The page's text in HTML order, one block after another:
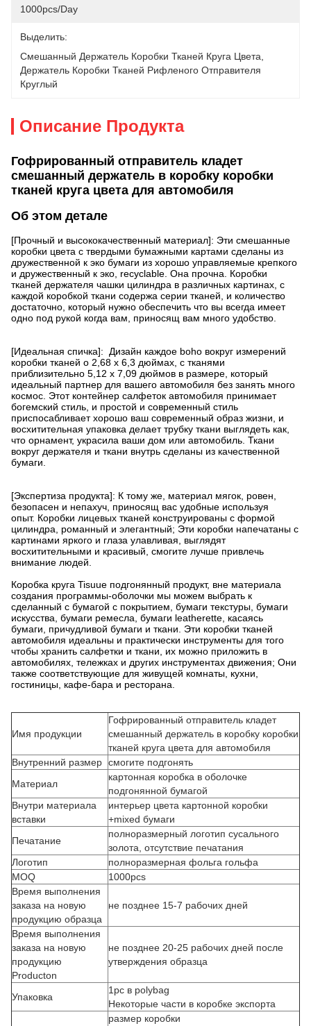
1000pcs/day
Выделить:
Смешанный Держатель Коробки Тканей Круга Цвета
Держатель Коробки Тканей Рифленого Отправителя
Круглый
Описание Продукта
Гофрированный отправитель кладет
смешанный держатель в коробку коробки
тканей круга цвета для автомобиля
Об этом детале
[Прочный и высококачественный материал]: Эти смешанные
коробки цвета с твердыми бумажными картами сделаны из
дружественной к эко бумаги из хорошо управляемые крепкого
и дружественный к эко, recyclable. Она прочна. Коробки
тканей держателя чашки цилиндра в различных картинах, с
каждой коробкой ткани содержа серии тканей, и количество
достаточно, который нужно обеспечить что вы всегда имеет
одно под рукой когда вам, приносящ вам много удобство.
[Идеальная спичка]: Дизайн каждое boho вокруг измерений
коробки тканей о 2,68 x 6,3 дюймах, с тканями
приблизительно 5,12 x 7,09 дюймов в размере, который
идеальный партнер для вашего автомобиля без занять много
космос. Этот контейнер салфеток автомобиля принимает
богемский стиль, и простой и современный стиль
приспосабливает хорошо ваш современный образ жизни, и
восхитительная упаковка делает трубку ткани выглядеть как,
что орнамент, украсила ваши дом или автомобиль. Ткани
вокруг держателя и ткани внутрь сделаны из качественной
бумаги.
[Экспертиза продукта]: К тому же, материал мягок, ровен,
безопасен и непахуч, приносящ вас удобные используя
опыт. Коробки лицевых тканей конструированы с формой
цилиндра, романный и элегантный; Эти коробки напечатаны с
картинами яркого и глаза улавливая, выглядят
восхитительными и красивый, смогите лучше привлечь
внимание людей.
Коробка круга Tisuue подгонянный продукт, вне материала
создания программы-оболочки мы можем выбрать к
сделанный с бумагой с покрытием, бумаги текстуры, бумаги
искусства, бумаги ремесла, бумаги leatherette, касаясь
бумаги, причудливой бумаги и ткани. Эти коробки тканей
автомобиля идеальны и практически инструменты для того
чтобы хранить салфетки и ткани, их можно приложить в
автомобилях, тележках и других инструментах движения; Они
также соответствующие для живущей комнаты, кухни,
гостиницы, кафе-бара и ресторана.
Имя продукции
Гофрированный отправитель кладет
смешанный держатель в коробку коробки
тканей круга цвета для автомобиля
Внутренний размер смогите подгонять
Материал
картонная коробка в оболочке
подгонянной бумагой
Внутри материала
вставки
интерьер цвета картонной коробки
+mixed бумаги
Печатание
полноразмерный логотип сусального
золота, отсутствие печатания
Логотип
полноразмерная фольга гольфа
MOQ
1000pcs
Время выполнения
заказа на новую
продукцию образца
не позднее 15-7 рабочих дней
Время выполнения
заказа на новую
продукцию
Producton
не позднее 20-25 рабочих дней после
утверждения образца
Упаковка
1pc в polybag
Некоторые части в коробке экспорта
размер коробки